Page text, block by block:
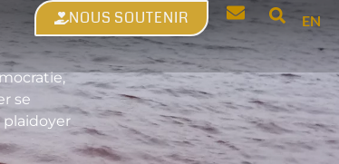
NOUS SOUTENIR EN
se